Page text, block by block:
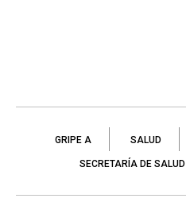
GRIPE A SALUD
SECRETARÍA DE SALUD